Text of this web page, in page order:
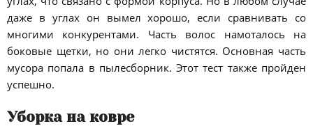
даже в углах он вымел хорошо, если сравнивать со
многими конкурентами. Часть волос намоталось на
боковые щетки, но они легко чистятся. Основная часть
мусора попала в пылесборник. Этот тест также пройден
успешно.
Уборка на ковре